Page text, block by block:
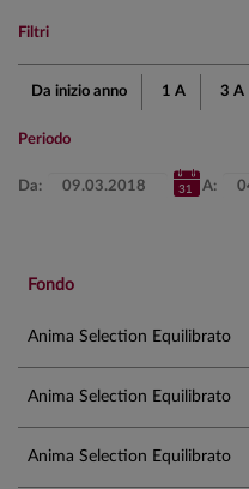
Filtri
Da inizio anno 1 A 3 A
Periodo
Da: A:
Fondo
Anima Selection Equilibrato
Anima Selection Equilibrato
Anima Selection Equilibrato